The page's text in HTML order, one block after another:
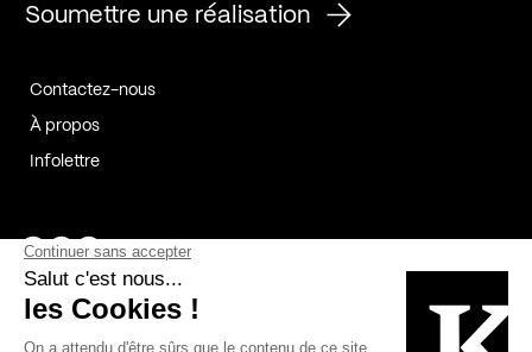
Soumettre une réalisation
Contactez-nous
À propos
Infolettre
Page Facebook de Kollectif
Page Instagram de Kollectif
Page Linkedin de Kollectif